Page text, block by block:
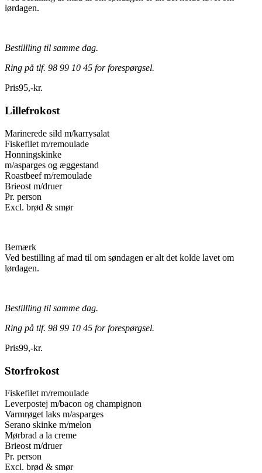
lørdagen.
Bestillling til samme dag.
Ring på tlf. 98 99 10 45 for forespørgsel.
Pris95,-kr.
Lillefrokost
Marinerede sild m/karrysalat
Fiskefilet m/remoulade
Honningskinke
m/asparges og æggestand
Roastbeef m/remoulade
Brieost m/druer
Pr. person
Excl. brød & smør
Bemærk
Ved bestilling af mad til om søndagen er alt det kolde lavet om
lørdagen.
Bestillling til samme dag.
Ring på tlf. 98 99 10 45 for forespørgsel.
Pris99,-kr.
Storfrokost
Fiskefilet m/remoulade
Leverpostej m/bacon og champignon
Varmrøget laks m/asparges
Serano skinke m/melon
Mørbrad a la creme
Brieost m/druer
Pr. person
Excl. brød & smør